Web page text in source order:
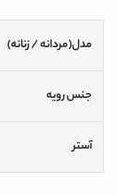
مدل(مردانه / زنانه)
جنس رویه
آستر